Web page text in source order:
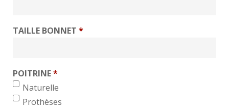
TAILLE BONNET *
POITRINE*
Naturelle
Prothèses